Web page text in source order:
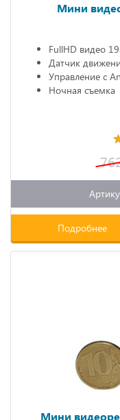
Мини
FullHD видео
Датчик
Управление с
Ночная съемка
Подробнее
Мини